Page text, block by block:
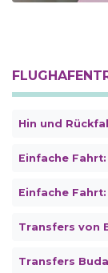
Hin und
Einfache
Einfache
Transfers von
Transfers